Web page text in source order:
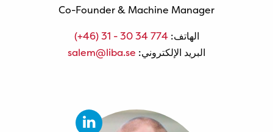
Co-Founder & Machine Manager
الهاتف:(+46) 31 - 30 34 774
البريد الإلكتروني: salem@liba.se